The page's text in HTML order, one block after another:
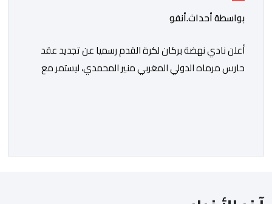
بواسطة أحداث.أنفو
​أعلن نادي نهضة بركان لكرة القدم رسميا عن تجديد عقد
حارس مرماه الدولي المغربي منير المحمدي، ليستمر مع
استقراره الفني […]